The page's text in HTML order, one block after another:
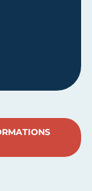
COMMERCIALE